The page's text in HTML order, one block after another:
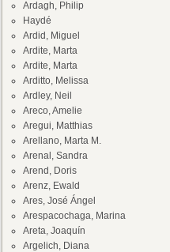
Ardagh, Philip
Haydé
Ardid, Miguel
Ardite, Marta
Ardite, Marta
Arditto, Melissa
Ardley, Neil
Areco, Amelie
Aregui, Matthias
Arellano, Marta M.
Arenal, Sandra
Arend, Doris
Arenz, Ewald
Ares, José Ángel
Arespacochaga, Marina
Areta, Joaquín
Argelich, Diana